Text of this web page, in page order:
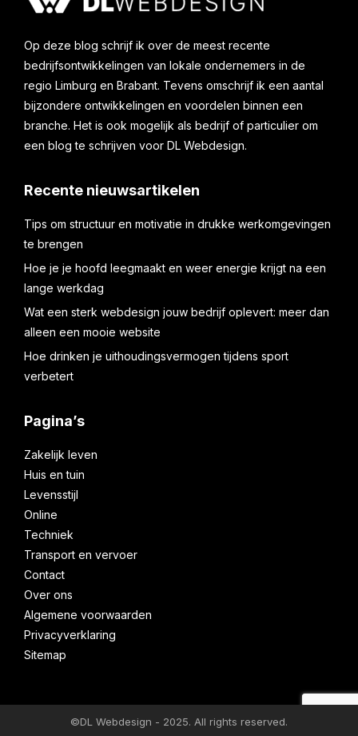
Op deze blog schrijf ik over de meest recente
bedrijfsontwikkelingen van lokale ondernemers in de
regio Limburg en Brabant. Tevens omschrijf ik een aantal
bijzondere ontwikkelingen en voordelen binnen een
branche. Het is ook mogelijk als bedrijf of particulier om
een blog te schrijven voor DL Webdesign.
Recente nieuwsartikelen
Tips om structuur en motivatie in drukke werkomgevingen
te brengen
Hoe je je hoofd leegmaakt en weer energie krijgt na een
lange werkdag
Wat een sterk webdesign jouw bedrijf oplevert: meer dan
alleen een mooie website
Hoe drinken je uithoudingsvermogen tijdens sport
verbetert
Pagina’s
Zakelijk leven
Huis en tuin
Levensstijl
Online
Techniek
Transport en vervoer
Contact
Over ons
Algemene voorwaarden
Privacyverklaring
Sitemap
©DL Webdesign - 2025. All rights reserved.